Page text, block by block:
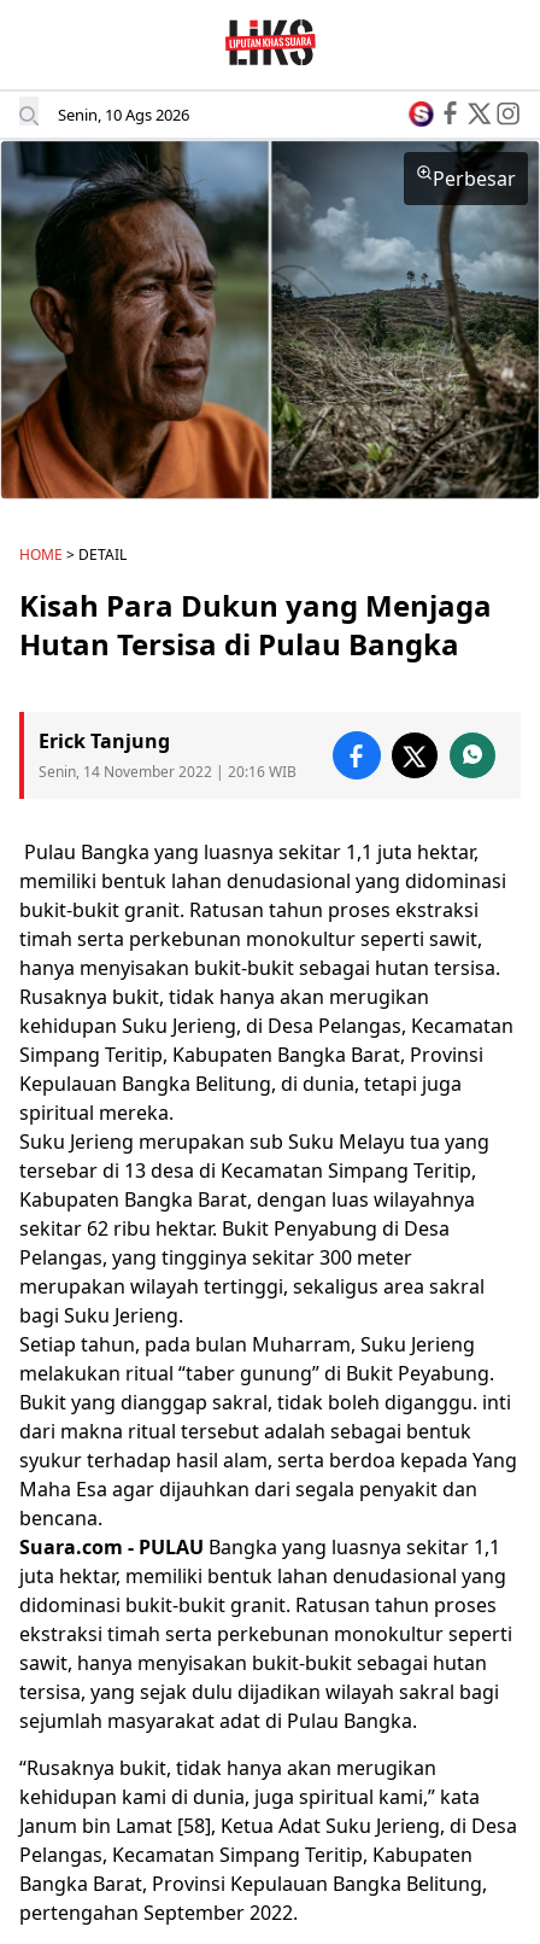
Senin, 10 Ags 2026
Perbesar
HOME > DETAIL
Kisah Para Dukun yang Menjaga
Hutan Tersisa di Pulau Bangka
Erick Tanjung
Senin, 14 November 2022 | 20:16 WIB
Pulau Bangka yang luasnya sekitar 1,1 juta hektar,
memiliki bentuk lahan denudasional yang didominasi
bukit-bukit granit. Ratusan tahun proses ekstraksi
timah serta perkebunan monokulturseperti sawit,
hanya menyisakan bukit-bukit sebagai hutan tersisa.
Rusaknya bukit, tidak hanya akan merugikan
kehidupan Suku Jerieng, di Desa Pelangas, Kecamatan
Simpang Teritip, Kabupaten Bangka Barat, Provinsi
Kepulauan Bangka Belitung, di dunia, tetapi juga
spiritual mereka.
Suku Jerieng merupakan sub Suku Melayu tua yang
tersebar di 13 desa di Kecamatan Simpang Teritip,
Kabupaten Bangka Barat, dengan luas wilayahnya
sekitar 62 ribu hektar. Bukit Penyabung di Desa
Pelangas, yang tingginya sekitar 300 meter
merupakan wilayah tertinggi, sekaligus area sakral
bagi Suku Jerieng.
Setiap tahun, pada bulan Muharram, Suku Jerieng
melakukan ritual “taber gunung” di Bukit Peyabung.
Bukit yang dianggap sakral, tidak boleh diganggu. inti
dari makna ritual tersebut adalah sebagai bentuk
syukur terhadap hasil alam, serta berdoa kepada Yang
Maha Esa agar dijauhkan dari segala penyakit dan
bencana.
Suara.com - PULAU Bangka yang luasnya sekitar 1,1
juta hektar, memiliki bentuk lahan denudasional yang
didominasi bukit-bukit granit. Ratusan tahun proses
ekstraksi timah serta perkebunan monokultur seperti
sawit, hanya menyisakan bukit-bukit sebagai hutan
tersisa, yang sejak dulu dijadikan wilayah sakral bagi
sejumlah masyarakat adat di Pulau Bangka.
“Rusaknya bukit, tidak hanya akan merugikan
kehidupan kami di dunia, juga spiritual kami,” kata
Janum bin Lamat [58], Ketua Adat Suku Jerieng, di Desa
Pelangas, Kecamatan Simpang Teritip, Kabupaten
Bangka Barat, Provinsi Kepulauan Bangka Belitung,
pertengahan September 2022.